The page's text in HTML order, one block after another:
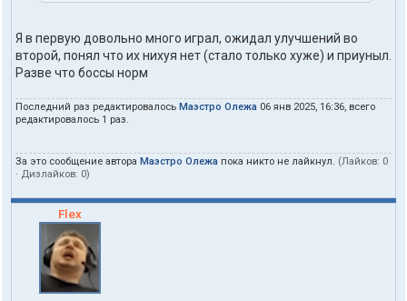
Я в первую довольно много играл, ожидал улучшений во
второй, понял что их нихуя нет (стало только хуже) и приуныл.
Разве что боссы норм
Последний раз редактировалось Маэстро Олежа 06 янв 2025, 16:36, всего
редактировалось 1 раз.
За это сообщение автора Маэстро Олежа пока никто не лайкнул. (Лайков: 0
· Дизлайков: 0)
Flex